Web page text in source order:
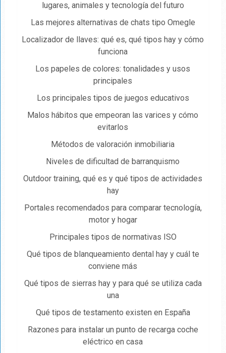
lugares, animales y tecnología del futuro
Las mejores alternativas de chats tipo Omegle
Localizador de llaves: qué es, qué tipos hay y cómo
funciona
Los papeles de colores: tonalidades y usos
principales
Los principales tipos de juegos educativos
Malos hábitos que empeoran las varices y cómo
evitarlos
Métodos de valoración inmobiliaria
Niveles de dificultad de barranquismo
Outdoor training, qué es y qué tipos de actividades
hay
Portales recomendados para comparar tecnología,
motor y hogar
Principales tipos de normativas ISO
Qué tipos de blanqueamiento dental hay y cuál te
conviene más
Qué tipos de sierras hay y para qué se utiliza cada
una
Qué tipos de testamento existen en España
Razones para instalar un punto de recarga coche
eléctrico en casa